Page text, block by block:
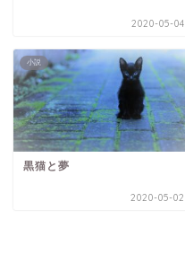
2020-05-04
小説
黒猫と夢
2020-05-02